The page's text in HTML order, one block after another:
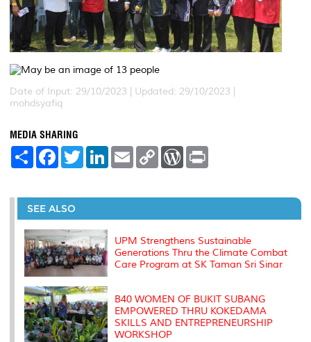
Date of Input: 29/10/2023 | Updated: 29/10/2023 |
mohdsyafiq
MEDIA SHARING
S
e
F
a
b
o
o
k
T
w
t
r
L
e
I
E
m
l
C
L
n
W
P
e
s
t
SEE ALSO
UPM Strengthens Sustainable
Generations Thru the Climate Combat
Care Program at SK Taman Sri Sinar
B40 WOMEN OF BUKIT SUBANG
EMPOWERED THRU KOKEDAMA
SKILLS AND ENTREPRENEURSHIP
WORKSHOP